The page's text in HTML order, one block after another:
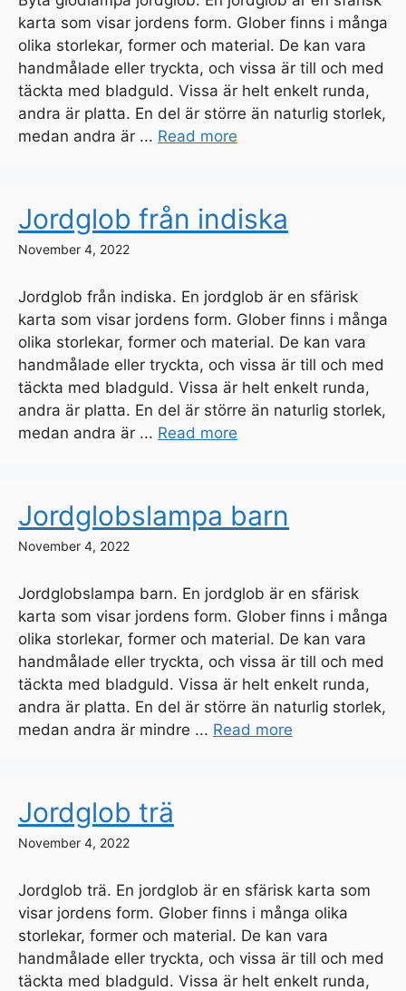
karta som visar jordens form. Glober finns i många
olika storlekar, former och material. De kan vara
handmålade eller tryckta, och vissa är till och med
täckta med bladguld. Vissa är helt enkelt runda,
andra är platta. En del är större än naturlig storlek,
medan andra är ... Read more
Jordglob från indiska
November 4, 2022
Jordglob från indiska. En jordglob är en sfärisk
karta som visar jordens form. Glober finns i många
olika storlekar, former och material. De kan vara
handmålade eller tryckta, och vissa är till och med
täckta med bladguld. Vissa är helt enkelt runda,
andra är platta. En del är större än naturlig storlek,
medan andra är ... Read more
Jordglobslampa barn
November 4, 2022
Jordglobslampa barn. En jordglob är en sfärisk
karta som visar jordens form. Glober finns i många
olika storlekar, former och material. De kan vara
handmålade eller tryckta, och vissa är till och med
täckta med bladguld. Vissa är helt enkelt runda,
andra är platta. En del är större än naturlig storlek,
medan andra är mindre ... Read more
Jordglob trä
November 4, 2022
Jordglob trä. En jordglob är en sfärisk karta som
visar jordens form. Glober finns i många olika
storlekar, former och material. De kan vara
handmålade eller tryckta, och vissa är till och med
täckta med bladguld. Vissa är helt enkelt runda,